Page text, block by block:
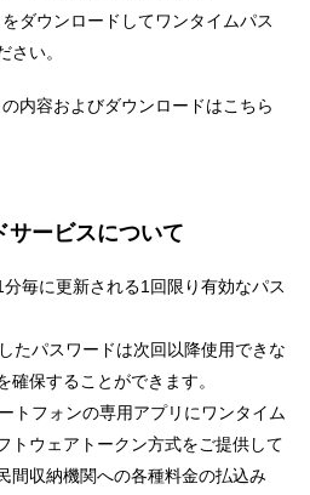
ダウンロードしてワンタイムパス
さい。
内容およびダウンロードはこちら
サービスについて
毎に更新される1回限り有効なパス
たパスワードは次回以降使用できな
確保することができます。
トフォンの専用アプリにワンタイム
トウェアトークン方式をご提供して
間収納機関への各種料金の払込み